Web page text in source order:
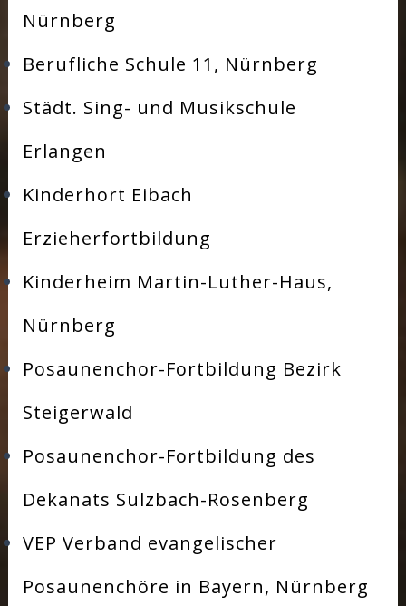
Nürnberg
Berufliche Schule 11, Nürnberg
Städt. Sing- und Musikschule
Erlangen
Kinderhort Eibach
Erzieherfortbildung
Kinderheim Martin-Luther-Haus,
Nürnberg
Posaunenchor-Fortbildung Bezirk
Steigerwald
Posaunenchor-Fortbildung des
Dekanats Sulzbach-Rosenberg
VEP Verband evangelischer
Posaunenchöre in Bayern, Nürnberg